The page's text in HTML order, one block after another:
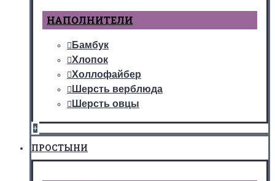
НАПОЛНИТЕЛИ
Бамбук
Хлопок
Холлофайбер
Шерсть верблюда
Шерсть овцы
+
ПРОСТЫНИ